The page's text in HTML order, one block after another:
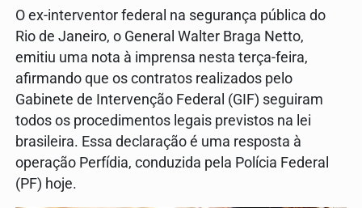
O ex-interventor federal na segurança pública do
Rio de Janeiro, o General Walter Braga Netto,
emitiu uma nota à imprensa nesta terça-feira,
afirmando que os contratos realizados pelo
Gabinete de Intervenção Federal (GIF) seguiram
todos os procedimentos legais previstos na lei
brasileira. Essa declaração é uma resposta à
operação Perfídia, conduzida pela Polícia Federal
(PF) hoje.